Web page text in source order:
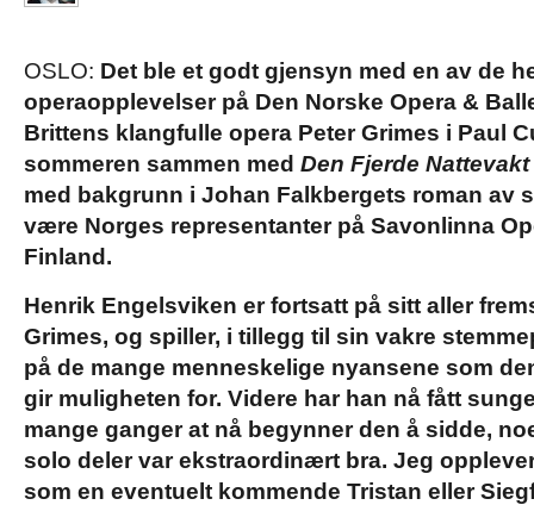
OSLO: Det ble et godt gjensyn med en av de
operaopplevelser på Den Norske Opera &
Brittens klangfulle opera Peter Grimes i Paul
sommeren sammen med Den Fjerde Nattevakt
med bakgrunn i Johan Falkbergets roman av
være Norges representanter på Savonlinna
Finland.
Henrik Engelsviken er fortsatt på sitt aller
Grimes, og spiller, i tillegg til sin vakre
på de mange menneskelige nyansene som
gir muligheten for. Videre har han nå fått
mange ganger at nå begynner den å sidde,
solo delervar ekstraordinært bra. Jeg
som en eventuelt kommende Tristan eller